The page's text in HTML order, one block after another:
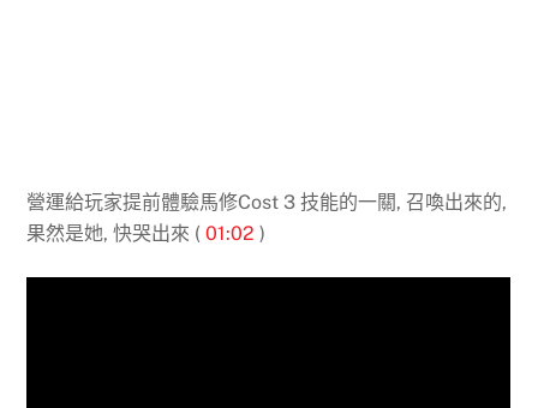
營運給玩家提前體驗馬修Cost 3 技能的一關, 召喚出來的,
果然是她, 快哭出來 (01:02 )